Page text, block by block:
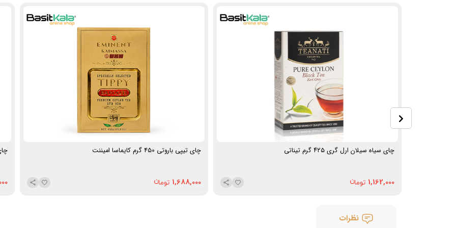
چای اولانگ بر متابولیسم، مدیریت وزن، سلامت قلب و تنظیم
قند خون در پژوهش‌ها بررسی شده است، اما این محصول
زود دم
صبح، میان‌روز، عصر و زمان استراحت؛ افراد
حساس به کافئین بهتر است از مصرف آن در ساعات نزدیک به
مصرف روزانه در خانه و محل کار، پذیرایی
به‌ازای هر فنجان، حدود یک قاشق
چای‌خوری از چای اولانگ را داخل قوری یا فرنچ پرس بریزید و
آب با دمای حدود ۸۵ تا ۹۰ درجه سانتی‌گراد را به آن اضافه
کنید؛ ۳ تا ۵ دقیقه صبر کنید تا برگ‌ها باز شوند و چای به عطر
و طعم مطلوب برسد. برای جلوگیری از گس‌شدن بیش از حد،
نحوه نگهداری: در ظرف کاملاً دربسته، جای خشک و خنک،
چای سیاه سیلان ارل گری ۴۲۵ گرم تیناتی
1,162,000
چای تیپی باروتی 450 گرم کایماسا امیننت
1,688,000
چای
نظرات